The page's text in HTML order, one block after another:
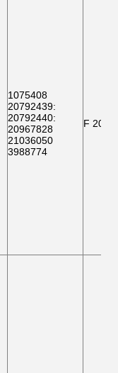
1075408
20792439:
20792440:
20967828
21036050
3988774
F